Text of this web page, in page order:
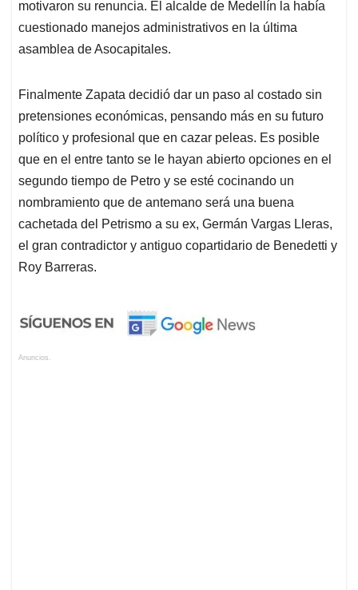
motivaron su renuncia. El alcalde de Medellín la había
cuestionado manejos administrativos en la última
asamblea de Asocapitales.
Finalmente Zapata decidió dar un paso al costado sin
pretensiones económicas, pensando más en su futuro
político y profesional que en cazar peleas. Es posible
que en el entre tanto se le hayan abierto opciones en el
segundo tiempo de Petro y se esté cocinando un
nombramiento que de antemano será una buena
cachetada del Petrismo a su ex, Germán Vargas Lleras,
el gran contradictor y antiguo copartidario de Benedetti y
Roy Barreras.
Anuncios.